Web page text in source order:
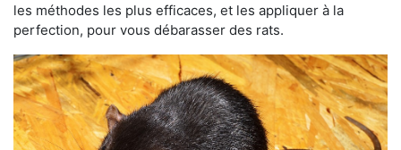
les méthodes les plus efficaces, et les appliquer à la
perfection, pour vous débarasser des rats.